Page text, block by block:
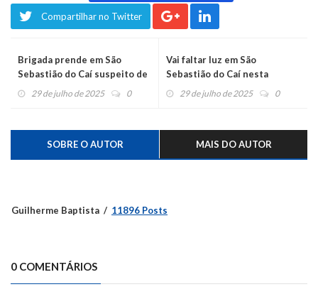
Compartilhar no Twitter
Brigada prende em São
Sebastião do Caí suspeito de
vários furtos e roubo
29 de julho de 2025 0
Vai faltar luz em São
Sebastião do Caí nesta
quarta-feira
29 de julho de 2025 0
SOBRE O AUTOR MAIS DO AUTOR
Guilherme Baptista 11896 Posts
0 COMENTÁRIOS